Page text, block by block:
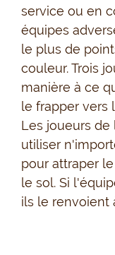
service ou en
équipes
le plus de
couleur. Trois
manière à ce
le frapper vers
Les joueurs
utiliser
pour attraper
le sol. Si
ils le renvoient